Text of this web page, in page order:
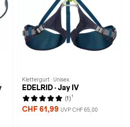
Klettergurt · Unisex
EDELRID · Jay IV
(1) 1
CHF 61,99 UVP CHF 65,00